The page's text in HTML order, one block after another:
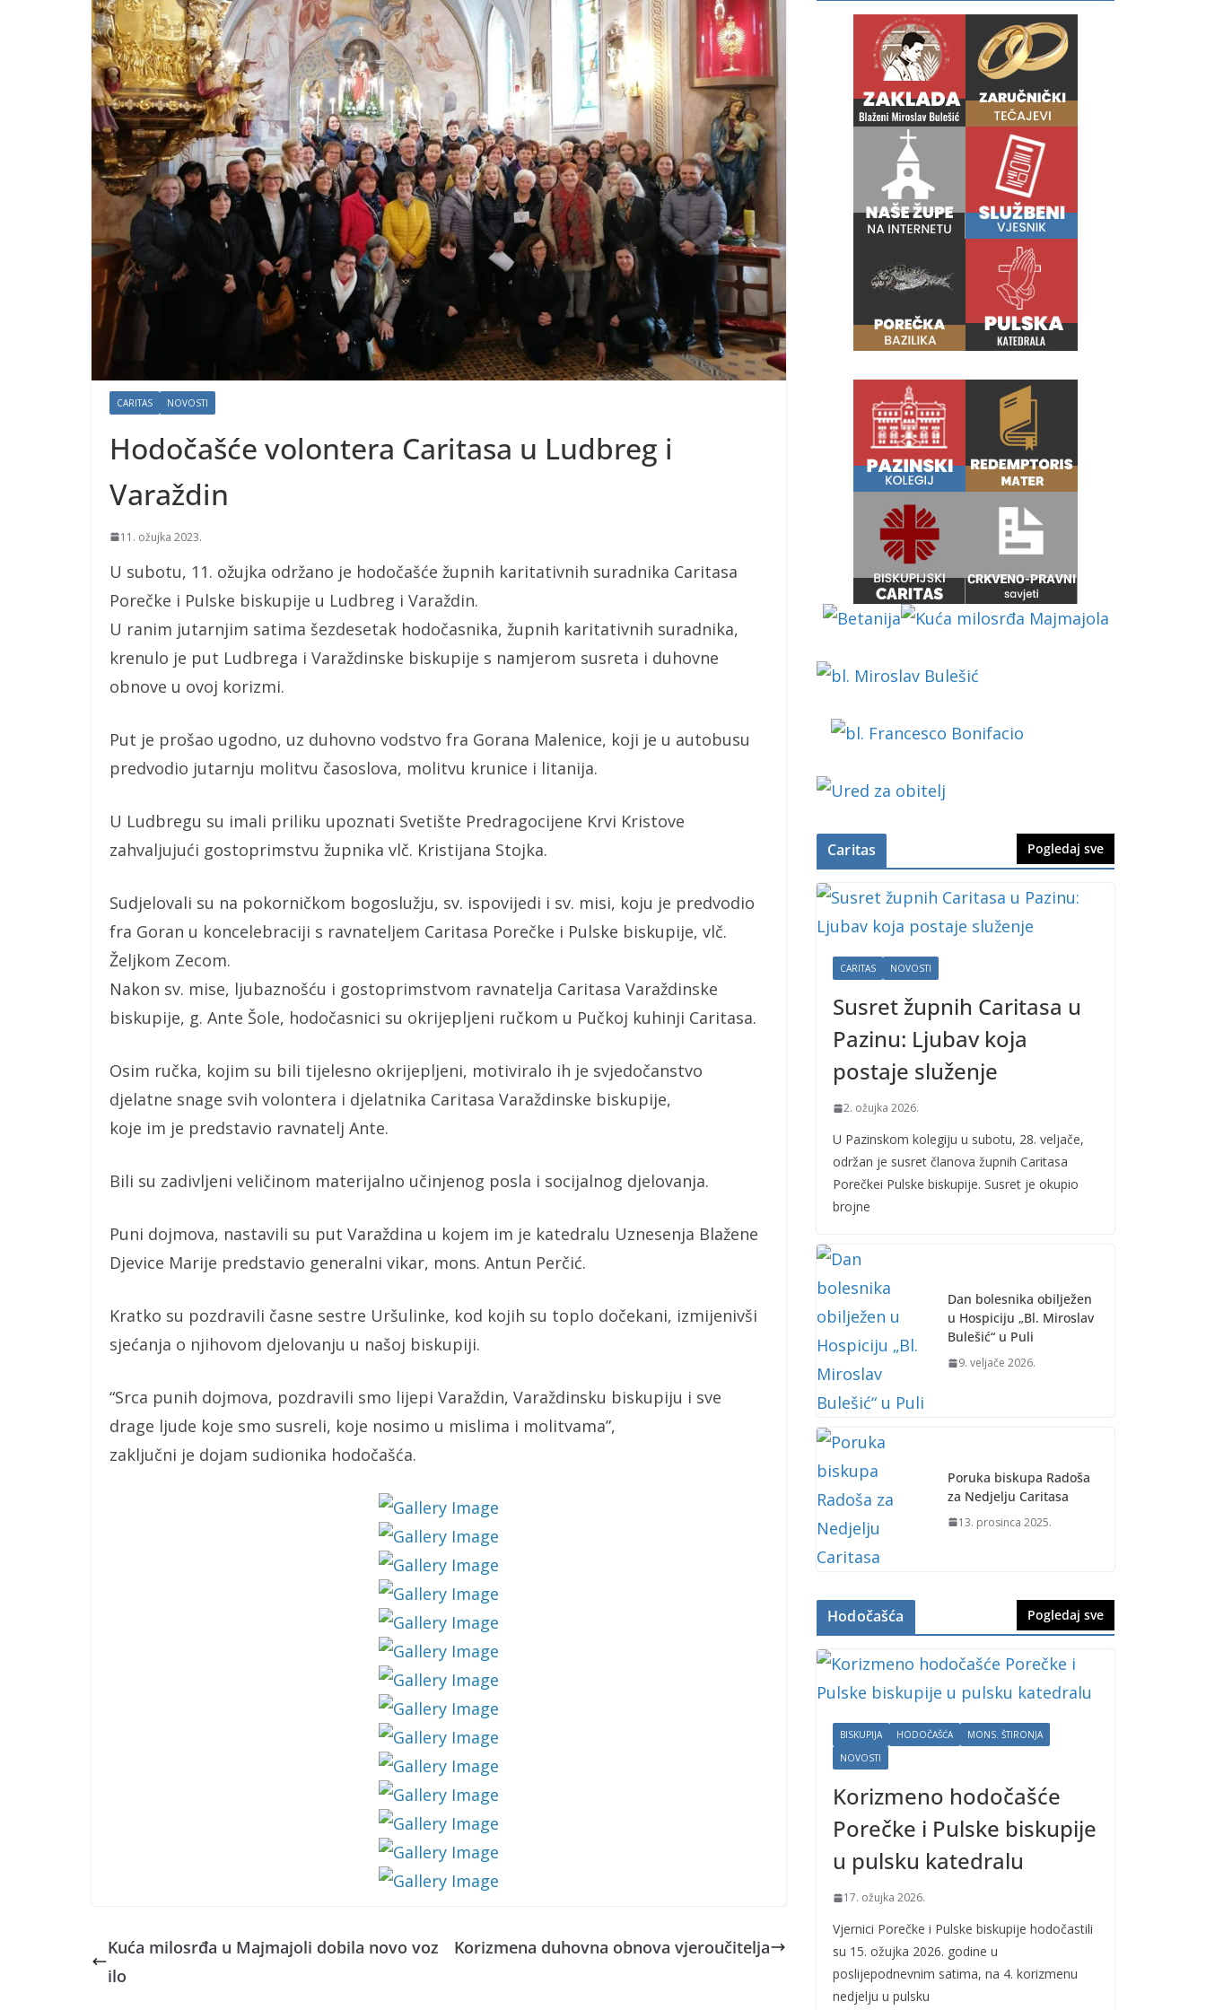
CARITAS NOVOSTI
Hodočašće volontera Caritasa u Ludbreg i
Varaždin
11. ožujka 2023.
U subotu, 11. ožujka održano je hodočašće župnih karitativnih suradnika Caritasa
Porečke i Pulske biskupije u Ludbreg i Varaždin.
U ranim jutarnjim satima šezdesetak hodočasnika, župnih karitativnih suradnika,
krenulo je put Ludbrega i Varaždinske biskupije s namjerom susreta i duhovne
obnove u ovoj korizmi.
Put je prošao ugodno, uz duhovno vodstvo fra Gorana Malenice, koji je u autobusu
predvodio jutarnju molitvu časoslova, molitvu krunice i litanija.
U Ludbregu su imali priliku upoznati Svetište Predragocijene Krvi Kristove
zahvaljujući gostoprimstvu župnika vlč. Kristijana Stojka.
Sudjelovali su na pokorničkom bogoslužju, sv. ispovijedi i sv. misi, koju je predvodio
fra Goran u koncelebraciji s ravnateljem Caritasa Porečke i Pulske biskupije, vlč.
Željkom Zecom.
Nakon sv. mise, ljubaznošću i gostoprimstvom ravnatelja Caritasa Varaždinske
biskupije, g. Ante Šole, hodočasnici su okrijepljeni ručkom u Pučkoj kuhinji Caritasa.
Osim ručka, kojim su bili tijelesno okrijepljeni, motiviralo ih je svjedočanstvo
djelatne snage svih volontera i djelatnika Caritasa Varaždinske biskupije,
koje im je predstavio ravnatelj Ante.
Bili su zadivljeni veličinom materijalno učinjenog posla i socijalnog djelovanja.
Puni dojmova, nastavili su put Varaždina u kojem im je katedralu Uznesenja Blažene
Djevice Marije predstavio generalni vikar, mons. Antun Perčić.
Kratko su pozdravili časne sestre Uršulinke, kod kojih su toplo dočekani, izmijenivši
sjećanja o njihovom djelovanju u našoj biskupiji.
“Srca punih dojmova, pozdravili smo lijepi Varaždin, Varaždinsku biskupiju i sve
drage ljude koje smo susreli, koje nosimo u mislima i molitvama”,
zaključni je dojam sudionika hodočašća.
Kuća milosrđa u Majmajoli dobila novo voz
ilo
Korizmena duhovna obnova vjeroučitelja
Caritas Pogledaj sve
CARITAS NOVOSTI
Susret župnih Caritasa u
Pazinu: Ljubav koja
postaje služenje
2. ožujka 2026.
U Pazinskom kolegiju u subotu, 28. veljače,
održan je susret članova župnih Caritasa
Porečkei Pulske biskupije. Susret je okupio
brojne
Dan bolesnika obilježen
u Hospiciju „Bl. Miroslav
Bulešić“ u Puli
9. veljače 2026.
Poruka biskupa Radoša
za Nedjelju Caritasa
13. prosinca 2025.
Hodočašća Pogledaj sve
BISKUPIJA HODOČAŠĆA
MONS. ŠTIRONJA
NOVOSTI
Korizmeno hodočašće
Porečke i Pulske biskupije
u pulsku katedralu
17. ožujka 2026.
Vjernici Porečke i Pulske biskupije hodočastili
su 15. ožujka 2026. godine u
poslijepodnevnim satima, na 4. korizmenu
nedjelju u pulsku